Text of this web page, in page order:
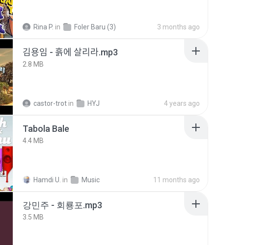
Rina P. in Foler Baru (3) 3 months ago
김용임 - 흙에 살리라.mp3
2.8 MB
castor-trot in HYJ 4 years ago
Tabola Bale
4.4 MB
Hamdi U. in Music 11 months ago
강민주 - 회룡포.mp3
3.5 MB